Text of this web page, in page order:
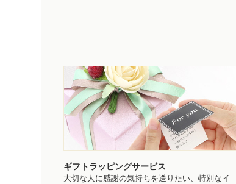
ギフトラッピングサービス
大切な人に感謝の気持ちを送りたい、特別なイ